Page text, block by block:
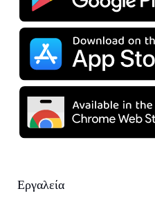
Εργαλεία